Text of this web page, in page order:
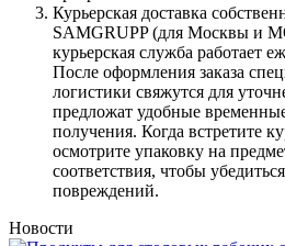
Курьерская доставка
SAMGRUPP (для Москвы и
курьерская служба работает
После оформления заказа
логистики свяжутся для
предложат удобные
получения. Когда встретите
осмотрите упаковку на
соответствия, чтобы
повреждений.
Новости